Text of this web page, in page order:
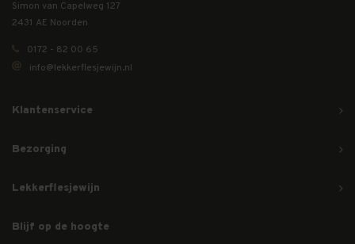
Simon van Capelweg 127
2431 AE Noorden
0172 - 82 00 65
info@lekkerflesjewijn.nl
Klantenservice
Bezorging
Lekkerflesjewijn
Blijf op de hoogte